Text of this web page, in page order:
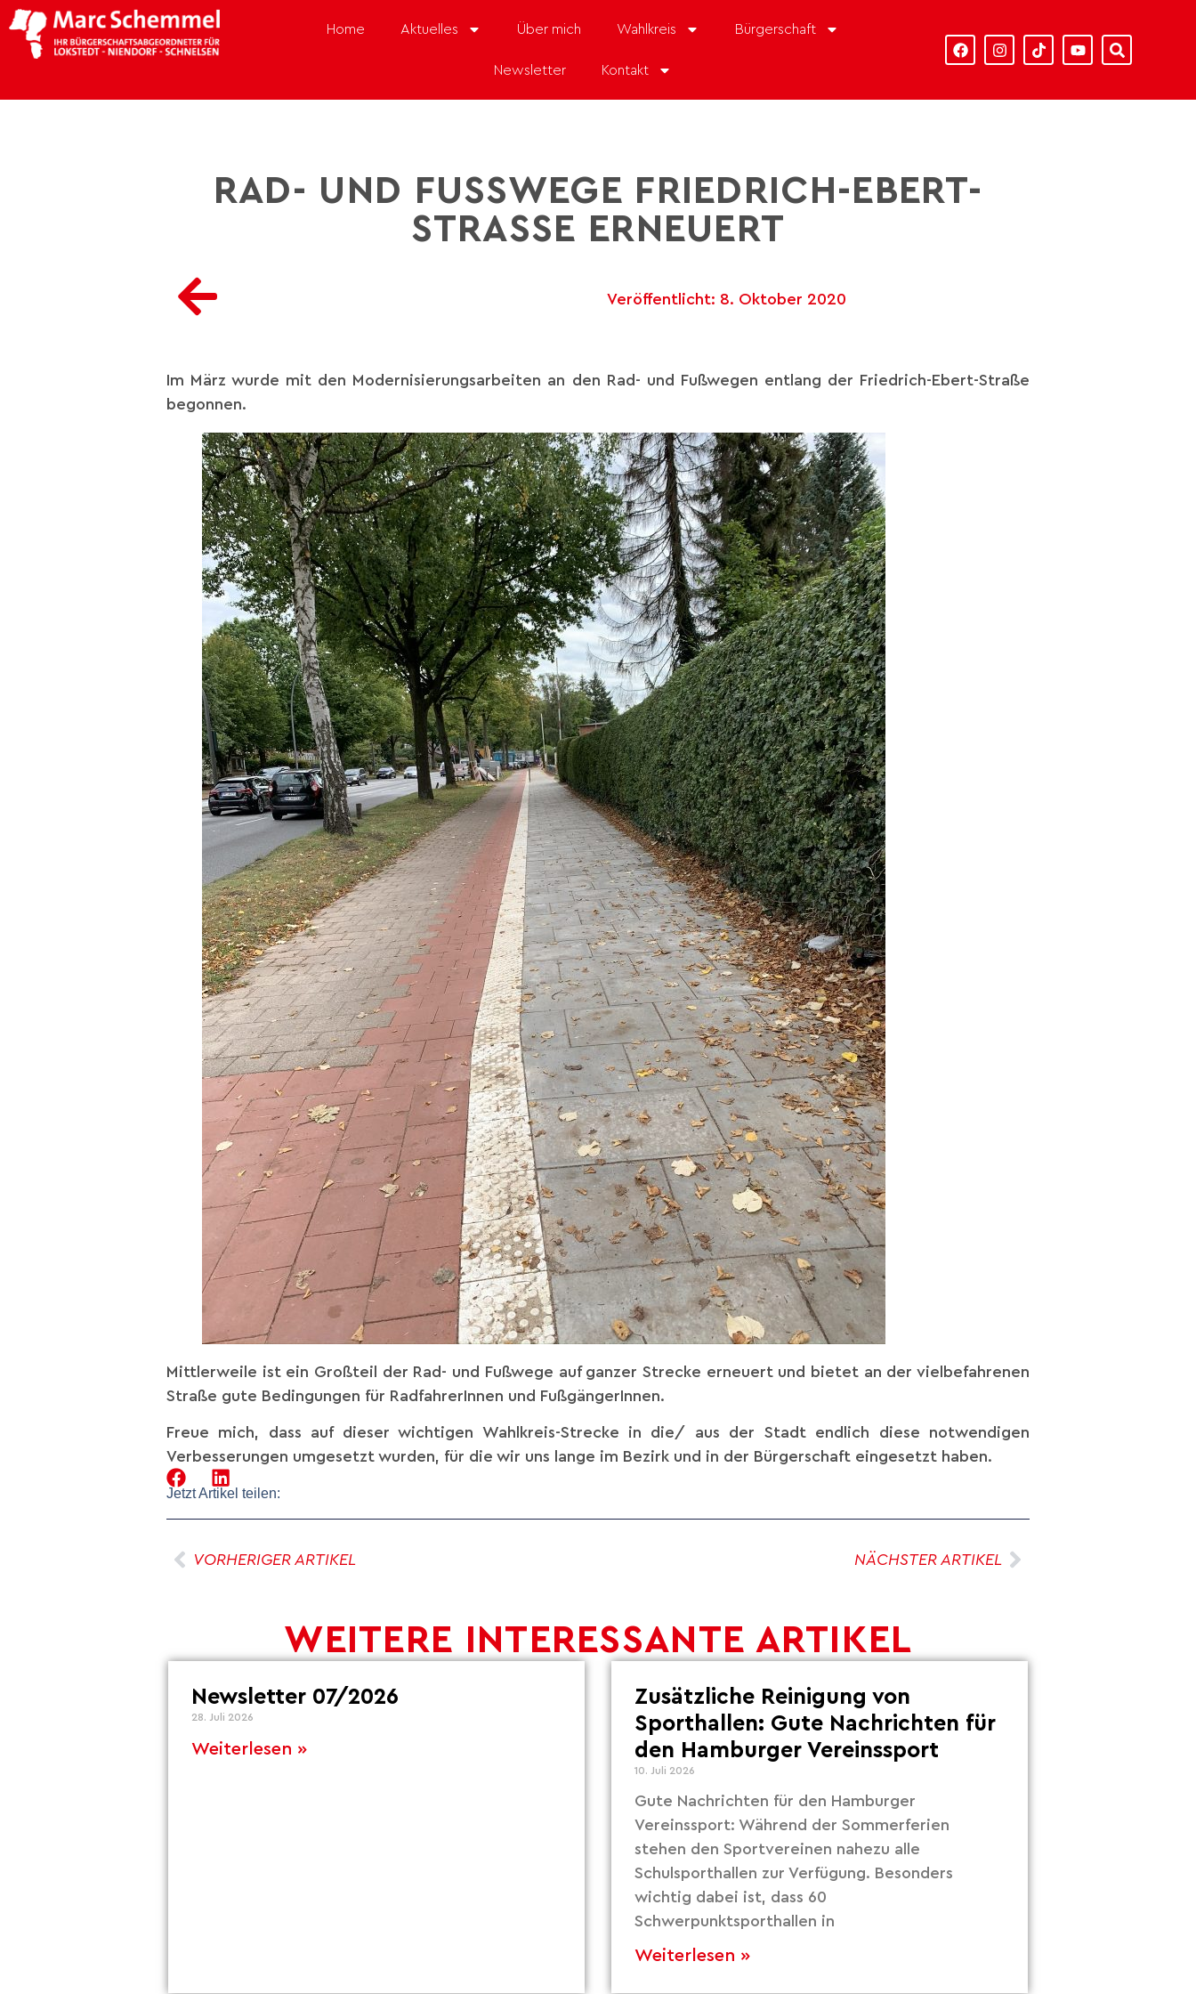
Home Aktuelles Über mich Wahlkreis Bürgerschaft
Newsletter Kontakt
RAD- UND FUSSWEGE FRIEDRICH-EBERT-S
TRASSE ERNEUERT
Veröffentlicht: 8. Oktober 2020
Im März wurde mit den Modernisierungsarbeiten an den Rad- und Fußwegen entlang der Friedrich-Ebert-Straße
begonnen.
Mittlerweile ist ein Großteil der Rad- und Fußwege auf ganzer Strecke erneuert und bietet an der vielbefahrenen
Straße gute Bedingungen für RadfahrerInnen und FußgängerInnen.
Freue mich, dass auf dieser wichtigen Wahlkreis-Strecke in die/ aus der Stadt endlich diese notwendigen
Verbesserungen umgesetzt wurden, für die wir uns lange im Bezirk und in der Bürgerschaft eingesetzt haben.
Jetzt Artikel teilen:
VORHERIGER ARTIKEL NÄCHSTER ARTIKEL
WEITERE INTERESSANTE ARTIKEL
Newsletter 07/2026
28. Juli 2026
Weiterlesen »
Zusätzliche Reinigung von
Sporthallen: Gute Nachrichten für
den Hamburger Vereinssport
10. Juli 2026
Gute Nachrichten für den Hamburger
Vereinssport: Während der Sommerferien
stehen den Sportvereinen nahezu alle
Schulsporthallen zur Verfügung. Besonders
wichtig dabei ist, dass 60
Schwerpunktsporthallen in
Weiterlesen »